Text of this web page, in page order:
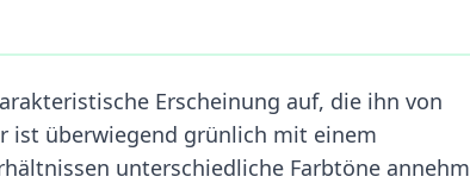
Erscheinung auf, die ihn von
ist überwiegend grünlich mit einem
unterschiedliche Farbtöne